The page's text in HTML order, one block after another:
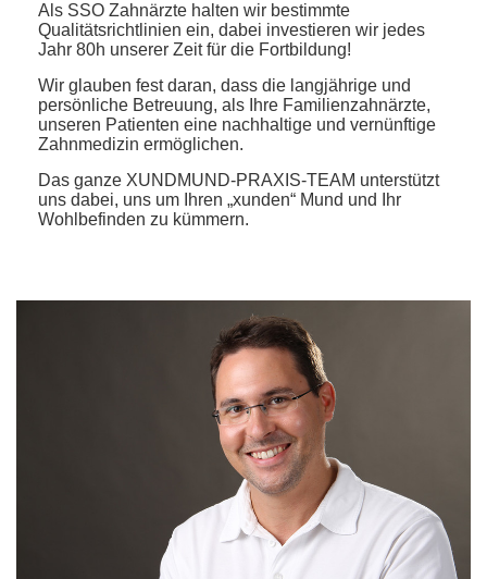
Als SSO Zahnärzte halten wir bestimmte
Qualitätsrichtlinien ein, dabei investieren wir jedes
Jahr 80h unserer Zeit für die Fortbildung!
Wir glauben fest daran, dass die langjährige und
persönliche Betreuung, als Ihre Familienzahnärzte,
unseren Patienten eine nachhaltige und vernünftige
Zahnmedizin ermöglichen.
Das ganze XUNDMUND-PRAXIS-TEAM unterstützt
uns dabei, uns um Ihren „xunden“ Mund und Ihr
Wohlbefinden zu kümmern.